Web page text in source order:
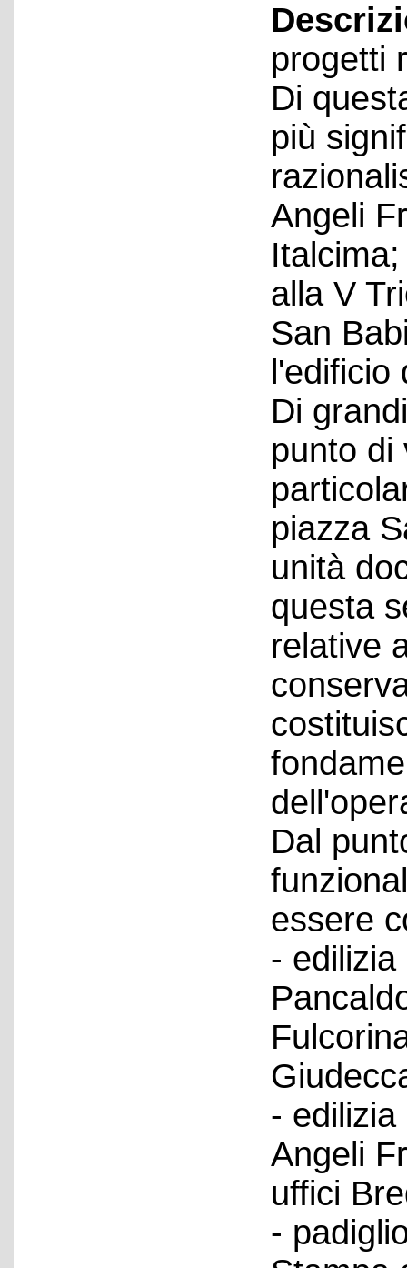
progetti
Di
più
Angeli
alla V
San
Di
punto di
piazza
unità
questa
relative
Dal
essere
-
-
Angeli
uffici
-